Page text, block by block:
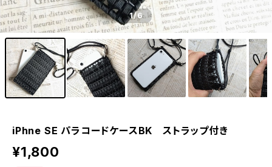
1/6
iPhne SE パラコードケースBK ストラップ付き
¥1,800